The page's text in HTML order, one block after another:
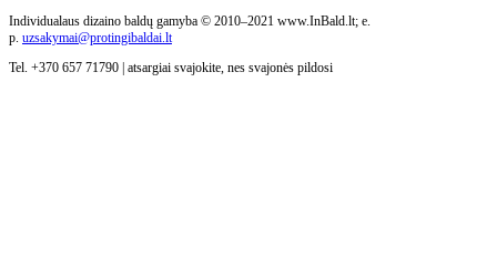
Individualaus dizaino baldų gamyba © 2010–2021 www.InBald.lt; e.
p. uzsakymai@protingibaldai.lt
Tel. +370 657 71790 | atsargiai svajokite, nes svajonės pildosi